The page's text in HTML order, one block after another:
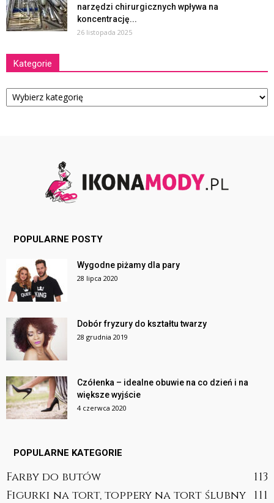
narzędzi chirurgicznych wpływa na
koncentrację...
26 listopada 2025
Kategorie
Kategorie
POPULARNE POSTY
Wygodne piżamy dla pary
28 lipca 2020
Dobór fryzury do kształtu twarzy
28 grudnia 2019
Czółenka – idealne obuwie na co dzień i na
większe wyjście
4 czerwca 2020
POPULARNE KATEGORIE
Farby do butów
113
Figurki na tort, toppery na tort ślubny 111